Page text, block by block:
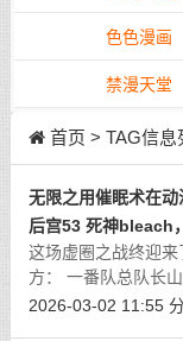
色色漫画
禁漫天堂
首页 > TAG信息
无限之用催眠术在
后宫53 死神bleach
这场虚圈之战终迎
方： 一番队总队长
2026-03-02 11:55